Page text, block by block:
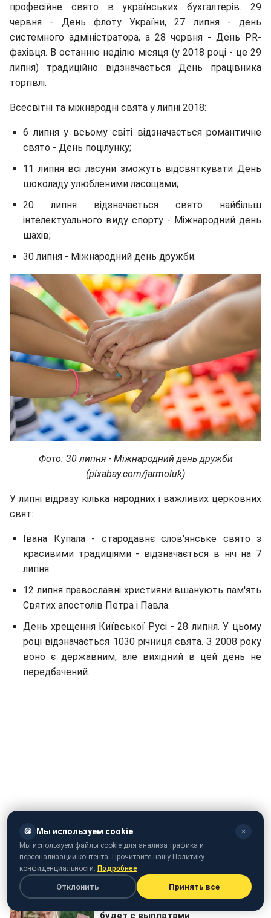
професійне свято в українських бухгалтерів. 29
червня - День флоту України, 27 липня - день
системного адміністратора, а 28 червня - День PR-
фахівця. В останню неділю місяця (у 2018 році - це 29
липня) традиційно відзначається День працівника
торгівлі.
Всесвітні та міжнародні свята у липні 2018:
6 липня у всьому світі відзначається романтичне
свято - День поцілунку;
11 липня всі ласуни зможуть відсвяткувати День
шоколаду улюбленими ласощами;
20 липня відзначається свято найбільш
інтелектуального виду спорту - Міжнародний день
шахів;
30 липня - Міжнародний день дружби.
Фото: 30 липня - Міжнародний день дружби
(pixabay.com/jarmoluk)
У липні відразу кілька народних і важливих церковних
свят:
Івана Купала - стародавнє слов'янське свято з
красивими традиціями - відзначається в ніч на 7
липня.
12 липня православні християни вшанують пам'ять
Святих апостолів Петра і Павла.
День хрещення Київської Русі - 28 липня. У цьому
році відзначається 1030 річниця свята. З 2008 року
воно є державним, але вихідний в цей день не
передбачений.
Як захиститися від сонця (video.rbc.ua)
🍪 Мы используем cookie ✕
Мы используем файлы cookie для анализа трафика и
персонализации контента. Прочитайте нашу Политику
конфиденциальности. Подробнее
Отклонить Принять все